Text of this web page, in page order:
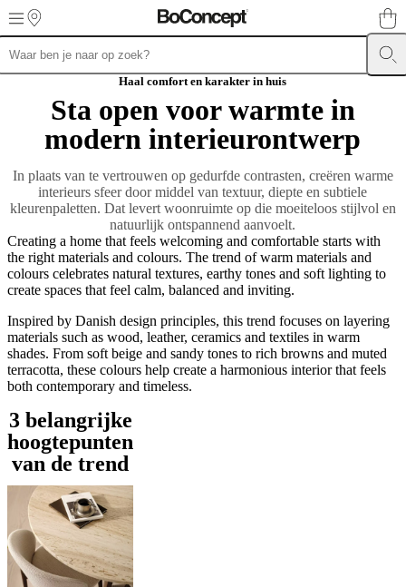
Skip to main content
StoelenTafelsKastenBeddenOutdoor Lampen
OutletKamers Woonkamers Eetkamers
ruimtesThuiskantorenBoConcept
Helena
InspiratieKlantenserviceContactAflevering
instructiesGarantieJuridischInterieuradvies Gratis
stalen
bestellenWinkel
zoekenOver
verantwoord
ondernemenDe
geschiedenisPerszoneVakmanschap
en
kwaliteitMaak
met
onze
ontwerpersAangepast
aan
de
persoonlijke
smaak
CarrièreStandards
and
certificationsToegankelijkheidsverklaring
franchisenemerProfessionals
Haal comfort en karakter in huis
Sta open voor warmte in
modern interieurontwerp
In plaats van te vertrouwen op gedurfde contrasten, creëren warme
interieurs sfeer door middel van textuur, diepte en subtiele
kleurenpaletten. Dat levert woonruimte op die moeiteloos stijlvol en
natuurlijk ontspannend aanvoelt.
Creating a home that feels welcoming and comfortable starts with
the right materials and colours. The trend of warm materials and
colours celebrates natural textures, earthy tones and soft lighting to
create spaces that feel calm, balanced and inviting.
Inspired by Danish design principles, this trend focuses on layering
materials such as wood, leather, ceramics and textiles in warm
shades. From soft beige and sandy tones to rich browns and muted
terracotta, these colours help create a harmonious interior that feels
both contemporary and timeless.
3 belangrijke
hoogtepunten
van de trend